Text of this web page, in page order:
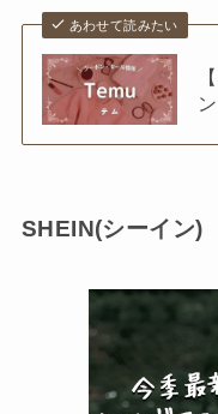
あわせて読みたい
SHEIN(シーイン)